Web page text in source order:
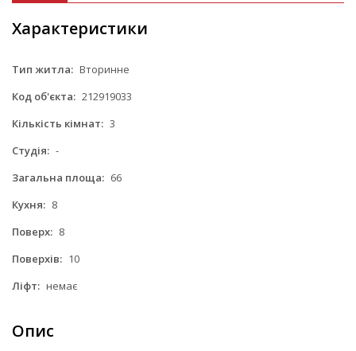
Характеристики
Тип житла: Вторинне
Код об'єкта: 212919033
Кількість кімнат: 3
Студія: -
Загальна площа: 66
Кухня: 8
Поверх: 8
Поверхів: 10
Ліфт: немає
Опис